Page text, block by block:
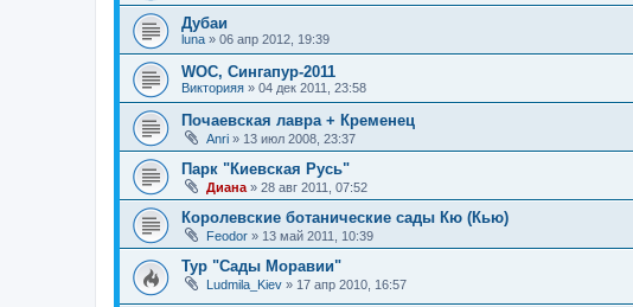
Дубаи
luna » 06 апр 2012, 19:39
WOC, Сингапур-2011
Викторияя » 04 дек 2011, 23:58
Почаевская лавра + Кременец
Anri » 13 июл 2008, 23:37
Парк "Киевская Русь"
Диана» 28 авг 2011, 07:52
Королевские ботанические сады Кю (Кью)
Feodor » 13 май 2011, 10:39
Тур "Сады Моравии"
Ludmila_Kiev » 17 апр 2010, 16:57